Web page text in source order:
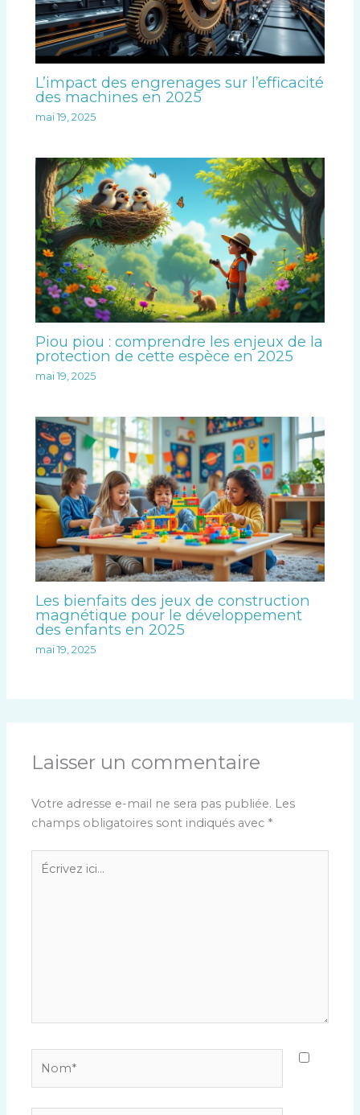
L’impact des engrenages sur l’efficacité
des machines en 2025
mai 19, 2025
Piou piou : comprendre les enjeux de la
protection de cette espèce en 2025
mai 19, 2025
Les bienfaits des jeux de construction
magnétique pour le développement
des enfants en 2025
mai 19, 2025
Laisser un commentaire
Votre adresse e-mail ne sera pas publiée. Les
champs obligatoires sont indiqués avec *
Écrivez